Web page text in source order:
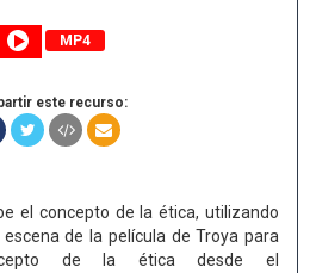
MP4
este recurso:
el concepto de la ética, utilizando
de la película de Troya para
de la ética desde el